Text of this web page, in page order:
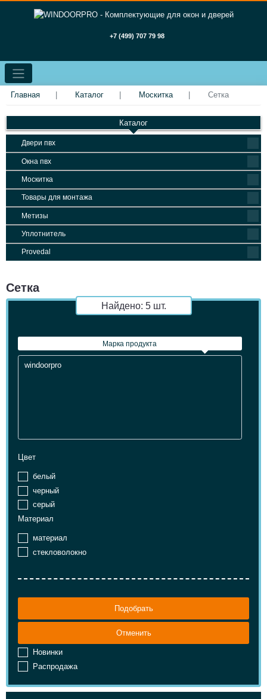
+7 (499) 707 79 98
Главная Каталог Москитка Сетка
Каталог
Двери пвх
Окна пвх
Москитка
Товары для монтажа
Метизы
Уплотнитель
Provedal
Сетка
Найдено: 5шт.
Марка продукта
Марка продукта
Цвет
белый
черный
серый
Материал
материал
стекловолокно
Подобрать
Отменить
Новинки
Распродажа